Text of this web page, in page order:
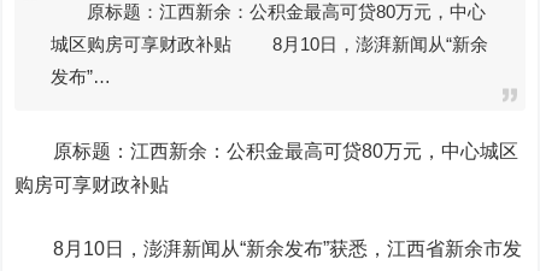
原标题：江西新余：公积金最高可贷80万元，中心
城区购房可享财政补贴 8月10日，澎湃新闻从“新余
发布”…
原标题：江西新余：公积金最高可贷80万元，中心城区
购房可享财政补贴
8月10日，澎湃新闻从“新余发布”获悉，江西省新余市发